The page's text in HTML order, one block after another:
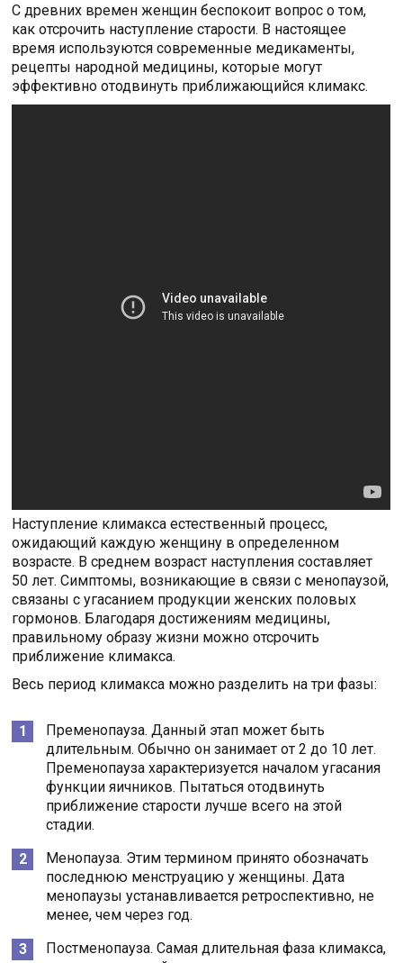
С древних времен женщин беспокоит вопрос о том,
как отсрочить наступление старости. В настоящее
время используются современные медикаменты,
рецепты народной медицины, которые могут
эффективно отодвинуть приближающийся климакс.
Наступление климакса естественный процесс,
ожидающий каждую женщину в определенном
возрасте. В среднем возраст наступления составляет
50 лет. Симптомы, возникающие в связи с менопаузой,
связаны с угасанием продукции женских половых
гормонов. Благодаря достижениям медицины,
правильному образу жизни можно отсрочить
приближение климакса.
Весь период климакса можно разделить на три фазы:
Пременопауза. Данный этап может быть
длительным. Обычно он занимает от 2 до 10 лет.
Пременопауза характеризуется началом угасания
функции яичников. Пытаться отодвинуть
приближение старости лучше всего на этой
стадии.
Менопауза. Этим термином принято обозначать
последнюю менструацию у женщины. Дата
менопаузы устанавливается ретроспективно, не
менее, чем через год.
Постменопауза. Самая длительная фаза климакса,